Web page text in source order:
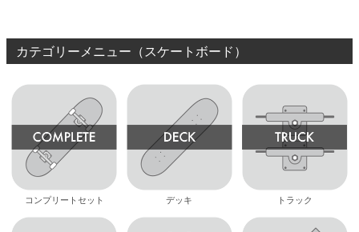
カテゴリーメニュー（スケートボード）
コンプリートセット デッキ トラック